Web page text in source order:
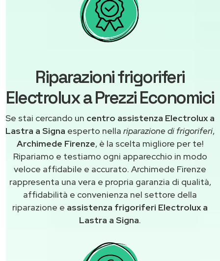
Riparazioni frigoriferi
Electrolux a Prezzi Economici
Se stai cercando un centro assistenza Electrolux a
Lastra a Signa esperto nella riparazione di frigoriferi,
Archimede Firenze, è la scelta migliore per te!
Ripariamo e testiamo ogni apparecchio in modo
veloce affidabile e accurato. Archimede Firenze
rappresenta una vera e propria garanzia di qualità,
affidabilità e convenienza nel settore della
riparazione e assistenza frigoriferi Electrolux a
Lastra a Signa.